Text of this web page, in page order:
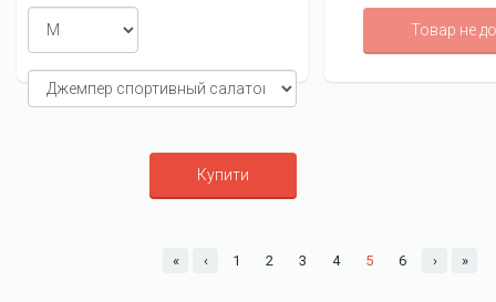
Купити
Товар не
« ‹ 1 2 3 4 5 6 › »